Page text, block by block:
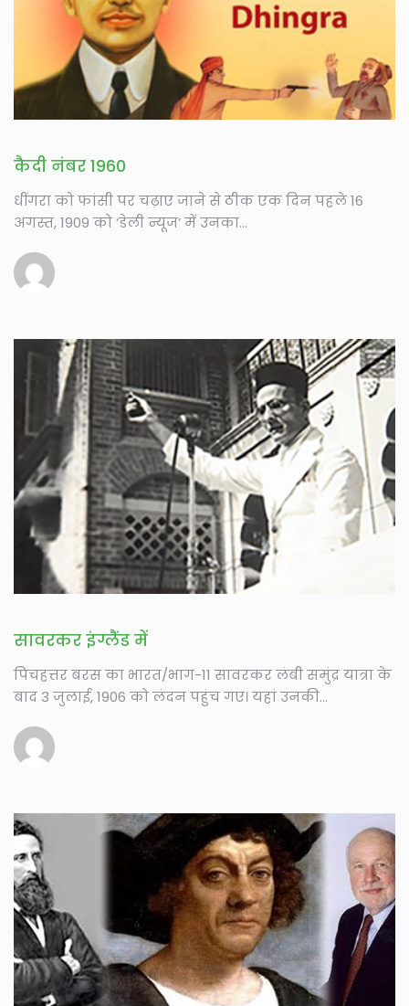
कैदी नंबर 1960
धींगरा को फांसी पर चढ़ाए जाने से ठीक एक दिन पहले 16
अगस्त, 1909 को ‘डेली न्यूज’ में उनका...
सावरकर इंग्लैंड में
पिचहत्तर बरस का भारत/भाग-11 सावरकर लंबी समुंद्र यात्रा के
बाद 3 जुलाई, 1906 को लंदन पहुंच गए। यहां उनकी...